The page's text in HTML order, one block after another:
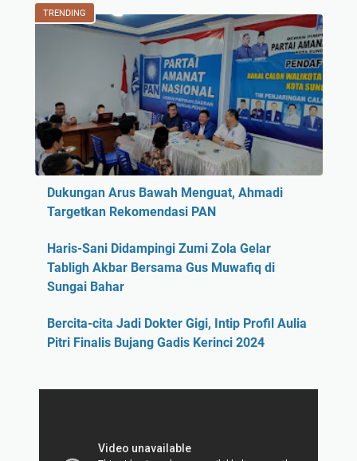
TRENDING
Dukungan Arus Bawah Menguat, Ahmadi
Targetkan Rekomendasi PAN
Haris-Sani Didampingi Zumi Zola Gelar
Tabligh Akbar Bersama Gus Muwafiq di
Sungai Bahar
Bercita-cita Jadi Dokter Gigi, Intip Profil Aulia
Pitri Finalis Bujang Gadis Kerinci 2024